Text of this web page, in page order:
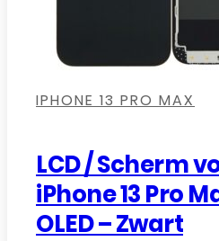
IPHONE 13 PRO MAX
LCD / Scherm
iPhone 13 Pro
OLED – Zwart